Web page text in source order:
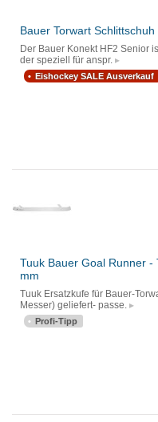
Bauer Torwart
Der Bauer Konekt HF2 Senior
der speziell für anspr.
Eishockey SALE Ausverkauf
Tuuk Bauer Goal Runner -
mm
Tuuk Ersatzkufe für Bauer-
Messer) geliefert- passe.
Profi-Tipp